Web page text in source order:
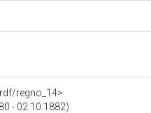
regno_14>
- 02.10.1882)